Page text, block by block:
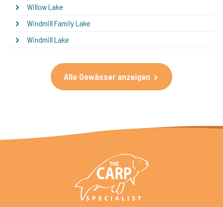
Willow Lake
Windmill Family Lake
Windmill Lake
Alle Gewässer anzeigen